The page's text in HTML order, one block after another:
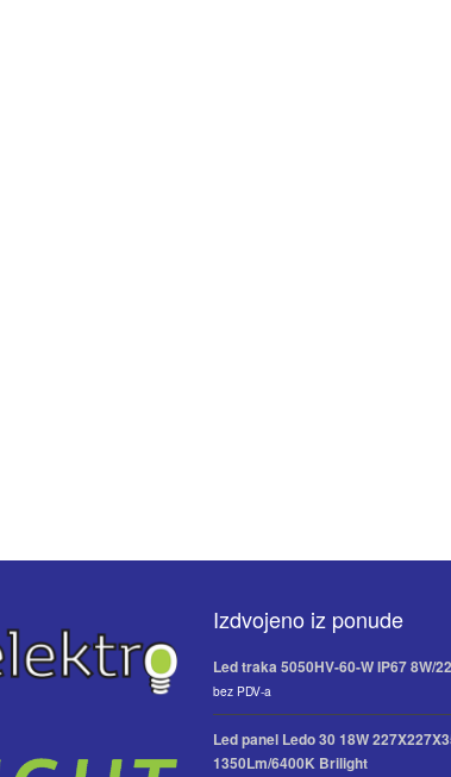
Izdvojeno iz ponude
Led traka 5050HV-60-W IP67 8W/
bez PDV-a
Led panel Ledo 30 18W
1350Lm/6400K Brilight